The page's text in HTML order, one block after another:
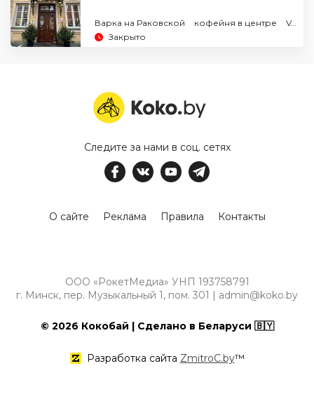
Варка на Раковской кофейня в центре
Varka кофе
Закрыто
Следите за нами в соц. сетях
О сайте Реклама Правила Контакты
ООО «РокетМедиа» УНП 193758791
г. Минск, пер. Музыкальный 1, пом. 301 | admin@koko.by
© 2026 Кокобай | Сделано в Беларуси 🇧🇾
Разработка сайта ZmitroC.by™